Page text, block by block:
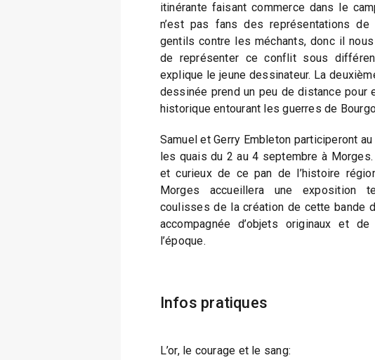
itinérante faisant commerce dans le
n’est pas fans des représentations de
gentils contre les méchants, donc il
de représenter ce conflit sous
explique le jeune dessinateur. La
dessinée prend un peu de distance pour
historique entourant les guerres de
Samuel et Gerry Embleton participeront
les quais du 2 au 4 septembre à
et curieux de ce pan de l’histoire
Morges accueillera une exposition
coulisses de la création de cette bande
accompagnée d’objets originaux et
l’époque.
Infos pratiques
L’or, le courage et le sang: